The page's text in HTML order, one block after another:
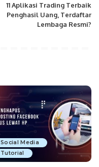
11 Aplikasi Trading Terbaik
Penghasil Uang, Terdaftar
Lembaga Resmi?
Social Media
Tutorial